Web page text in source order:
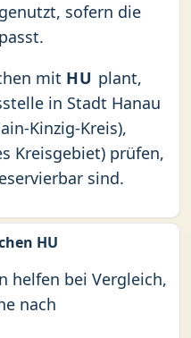
genutzt, sofern die
mit HU plant,
in Stadt Hanau
Kinzig-Kreis),
Kreisgebiet) prüfen,
sind.
HU
helfen bei Vergleich,
nach